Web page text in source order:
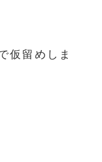
仮留めしま